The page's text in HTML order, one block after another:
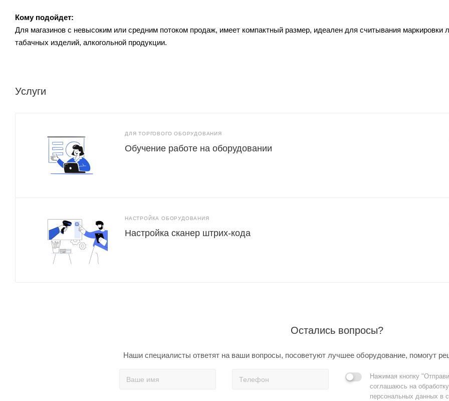
Кому подойдет:
Для магазинов с невысоким или средним потоком продаж, имеет компактный размер, идеален для считывания маркировки
табачных изделий, алкогольной продукции.
Услуги
ДЛЯ ТОРГОВОГО ОБОРУДОВАНИЯ
Обучение работе на оборудовании
НАСТРОЙКА ОБОРУДОВАНИЯ
Настройка сканер штрих-кода
Остались вопросы?
Наши специалисты ответят на ваши вопросы, посоветуют лучшее оборудование, помогут
Нажимая кнопку
соглашаюсь на
персональных данных в